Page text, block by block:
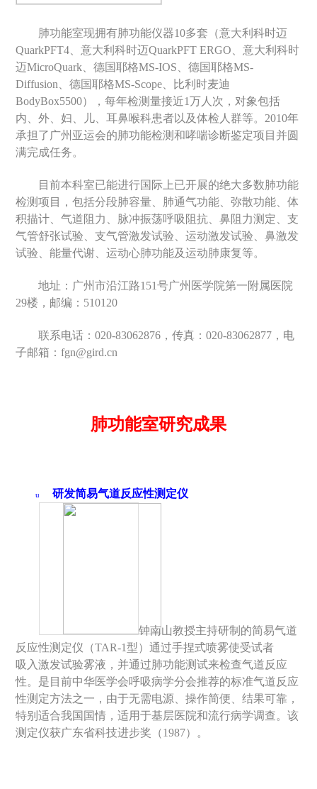
肺功能室现拥有肺功能仪器10多套（意大利科时迈
QuarkPFT4 、意大利科时迈QuarkPFT ERGO 、意大利科时
迈MicroQuark 、德国耶格MS-IOS 、德国耶格MS-
Diffusion 、德国耶格MS-Scope 、比利时麦迪
BodyBox5500），每年检测量接近1万人次，对象包括
内、外、妇、儿、耳鼻喉科患者以及体检人群等。 2010年
承担了广州亚运会的肺功能检测和哮喘诊断鉴定项目并圆
满完成任务。
目前本科室已能进行国际上已开展的绝大多数肺功能
检测项目，包括分段肺容量、肺通气功能、弥散功能、体
积描计、气道阻力、脉冲振荡呼吸阻抗、鼻阻力测定、支
气管舒张试验、支气管激发试验、运动激发试验、鼻激发
试验、能量代谢、运动心肺功能及运动肺康复等。
地址：广州市沿江路151号广州医学院第一附属医院
29楼，邮编： 510120
联系电话：020-83062876 ，传真：020-83062877 ，电
子邮箱：fgn@gird.cn
肺功能室研究成果
u 研发简易气道反应性测定仪
钟南山教授主持研制的简易气道
反应性测定仪（TAR-1型）通过手捏式喷雾使受试者
吸入激发试验雾液，并通过肺功能测试来检查气道反应
性。是目前中华医学会呼吸病学分会推荐的标准气道反应
性测定方法之一，由于无需电源、操作简便、结果可靠，
特别适合我国国情，适用于基层医院和流行病学调查。该
测定仪获广东省科技进步奖（1987）。